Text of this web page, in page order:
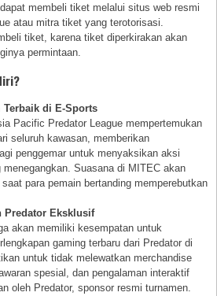
membeli tiket melalui situs web resmi
atau mitra tiket yang terotorisasi.
tiket, karena tiket diperkirakan akan
permintaan.
Terbaik di E-Sports
Pacific Predator League mempertemukan
seluruh kawasan, memberikan
penggemar untuk menyaksikan aksi
menegangkan. Suasana di MITEC akan
para pemain bertanding memperebutkan
Predator Eksklusif
akan memiliki kesempatan untuk
gaming terbaru dari Predator di
untuk tidak melewatkan merchandise
spesial, dan pengalaman interaktif
oleh Predator, sponsor resmi turnamen.